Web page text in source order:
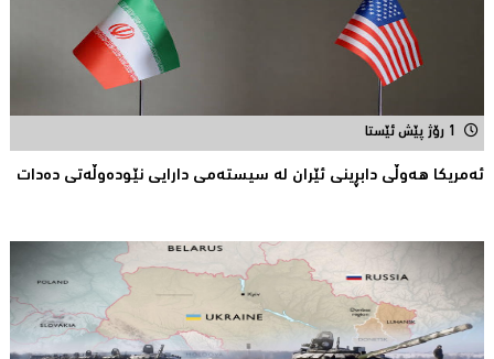
1 رۆژ پێش ئێستا
ئەمریکا هەوڵى دابڕینى ئێران لە سیستەمی دارایی نێودەوڵەتی دەدات